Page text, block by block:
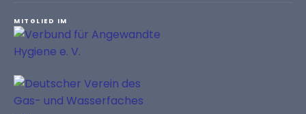
MITGLIED IM